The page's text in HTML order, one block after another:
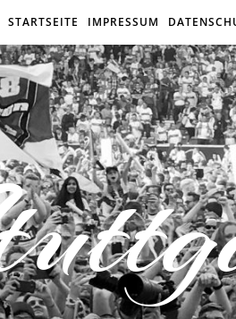
STARTSEITE IMPRESSUM